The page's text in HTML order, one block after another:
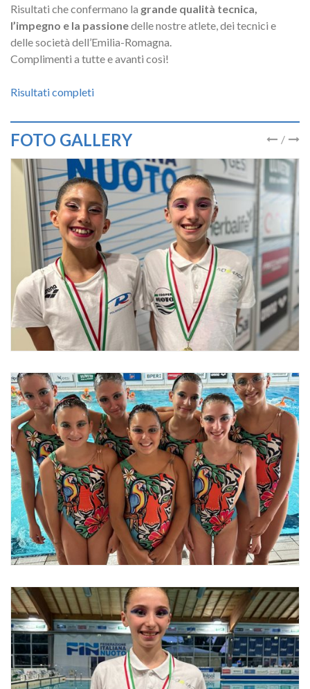
Risultati che confermano la grande qualità tecnica,
l’impegno e la passionedelle nostre atlete, dei tecnici e
delle società dell’Emilia-Romagna.
Complimenti a tutte e avanti così!
Risultati completi
FOTO GALLERY /